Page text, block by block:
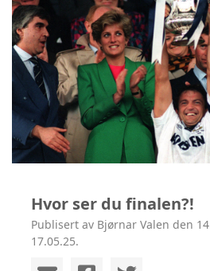
Hvor ser du finalen?!
Publisert av Bjørnar Valen den
17.05.25.